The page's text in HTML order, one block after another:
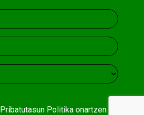
Pribatutasun Politikaonartzen